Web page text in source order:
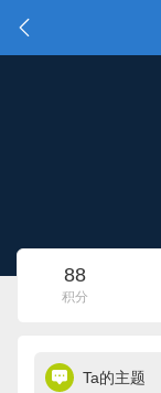
88
积分
Ta的主题